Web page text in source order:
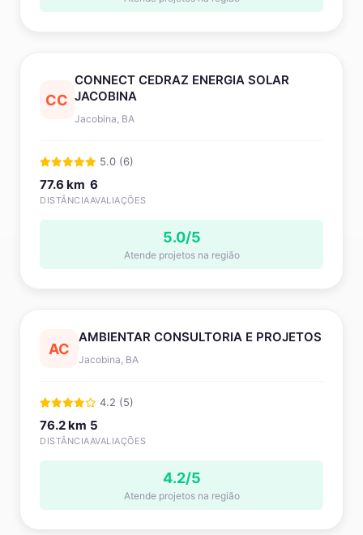
CC
CONNECT CEDRAZ ENERGIA SOLAR
JACOBINA
Jacobina, BA
5.0 (6)
77.6 km
DISTÂNCIA
6
AVALIAÇÕES
5.0/5
Atende projetos na região
AC
AMBIENTAR CONSULTORIA E PROJETOS
Jacobina, BA
4.2 (5)
76.2 km
DISTÂNCIA
5
AVALIAÇÕES
4.2/5
Atende projetos na região